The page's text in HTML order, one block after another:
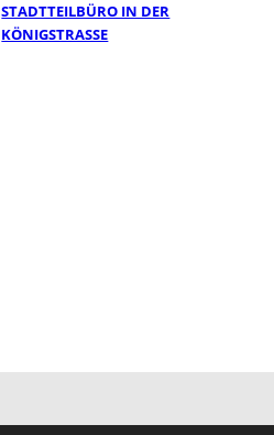
STADTTEILBÜRO IN DER
KÖNIGSTRASSE